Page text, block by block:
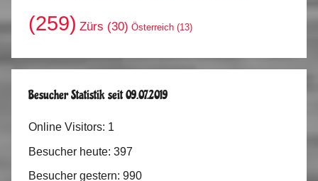
(259) Zürs (30) Österreich (13)
Besucher Statistik seit 09.07.2019
Online Visitors: 1
Besucher heute: 397
Besucher gestern: 990